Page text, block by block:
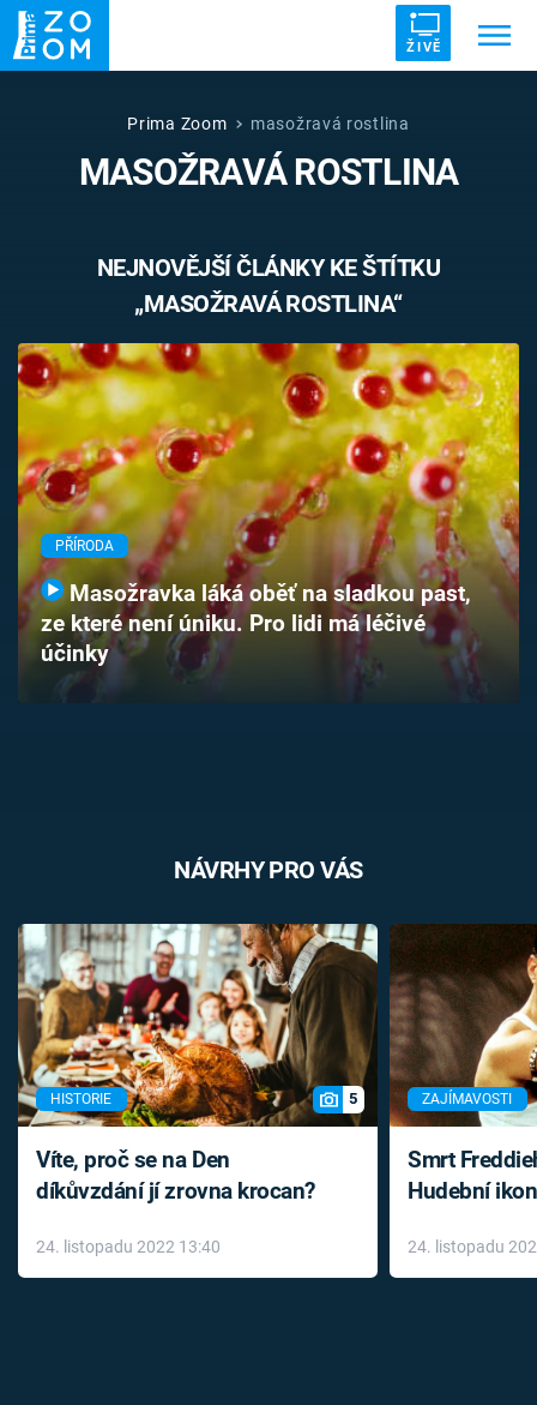
ŽIVĚ
ZRÁDCI UFO DRUHÁ SVĚTOVÁ VÁLKA
ZÁHADY VETŘELCI DÁVNOVĚKU
Témata
Pořady
TV Program
Časopis
Sledujte prima+
Prima Zoom masožravá rostlina
MASOŽRAVÁ ROSTLINA
NEJNOVĚJŠÍ ČLÁNKY KE ŠTÍTKU
„MASOŽRAVÁ ROSTLINA“
PŘÍRODA
Masožravka láká oběť na sladkou past,
ze které není úniku. Pro lidi má léčivé
účinky
NÁVRHY PRO VÁS
HISTORIE 5
Víte, proč se na Den
díkůvzdání jí zrovna krocan?
24. listopadu 2022 13:40
ZAJÍMAVOSTI
Smrt
Hudební
léky
24. listopadu